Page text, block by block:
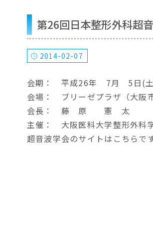
第26回日本整形外科超
2014-02-07
会期： 平成26年 7月 5日(
会場： ブリーゼプラザ（大阪市
会長： 藤 原 憲 太
主催： 大阪医科大学整形外科
超音波学会のサイトはこちらです